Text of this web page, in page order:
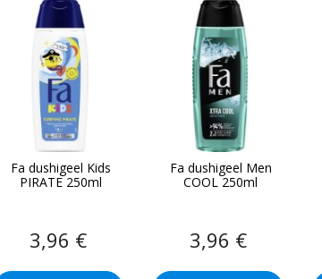
Fa dushigeel Kids
PIRATE 250ml
3,96 €
Fa dushigeel Men
COOL 250ml
3,96 €